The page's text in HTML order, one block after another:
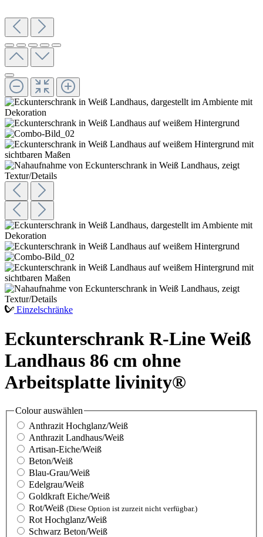
Einzelschränke
Eckunterschrank R-Line Weiß
Landhaus 86 cm ohne
Arbeitsplatte livinity®
Colourauswählen
Anthrazit Hochglanz/Weiß
Anthrazit Landhaus/Weiß
Artisan-Eiche/Weiß
Beton/Weiß
Blau-Grau/Weiß
Edelgrau/Weiß
Goldkraft Eiche/Weiß
Rot/Weiß (Diese Option ist zurzeit nicht verfügbar.)
Rot Hochglanz/Weiß
Schwarz Beton/Weiß